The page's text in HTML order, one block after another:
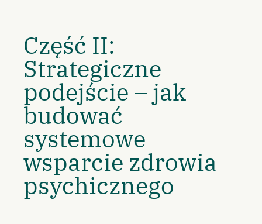
Część II:
Strategiczne
podejście – jak
budować
systemowe
wsparcie zdrowia
psychicznego